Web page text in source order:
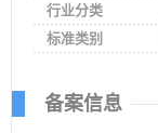
行业分类
标准类别
备案信息